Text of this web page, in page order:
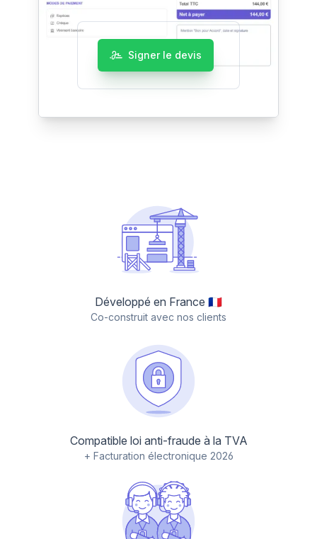
Signer le devis
Développé en France 🇫🇷
Co-construit avec nos clients
Compatible loi anti-fraude à la TVA
+ Facturation électronique 2026